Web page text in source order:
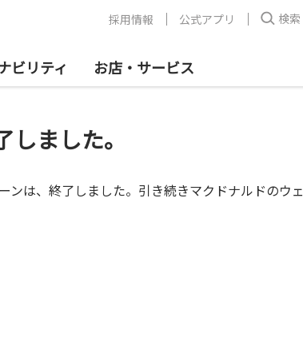
ビリティ お店・サービス
採用情報 公式アプリ 検索
ました。
ンは、終了しました。引き続きマクドナルドのウェ